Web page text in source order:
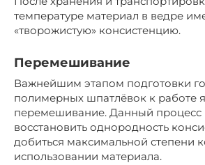
температуре материал в ведре
«творожистую» консистенцию.
Перемешивание
Важнейшим этапом подготовки
полимерных шпатлёвок к работе
перемешивание. Данный процесс
восстановить однородность
добиться максимальной степени
использовании материала.